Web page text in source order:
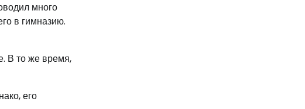
много
в гимназию.
В то же время,
его